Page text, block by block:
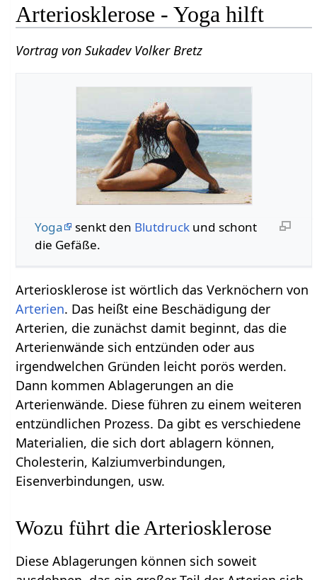
Arteriosklerose - Yoga hilft
Vortrag von Sukadev Volker Bretz
Yoga senkt den Blutdruckund schont
die Gefäße.
Arteriosklerose ist wörtlich das Verknöchern von
Arterien. Das heißt eine Beschädigung der
Arterien, die zunächst damit beginnt, das die
Arterienwände sich entzünden oder aus
irgendwelchen Gründen leicht porös werden.
Dann kommen Ablagerungen an die
Arterienwände. Diese führen zu einem weiteren
entzündlichen Prozess. Da gibt es verschiedene
Materialien, die sich dort ablagern können,
Cholesterin, Kalziumverbindungen,
Eisenverbindungen, usw.
Wozu führt die Arteriosklerose
Diese Ablagerungen können sich soweit